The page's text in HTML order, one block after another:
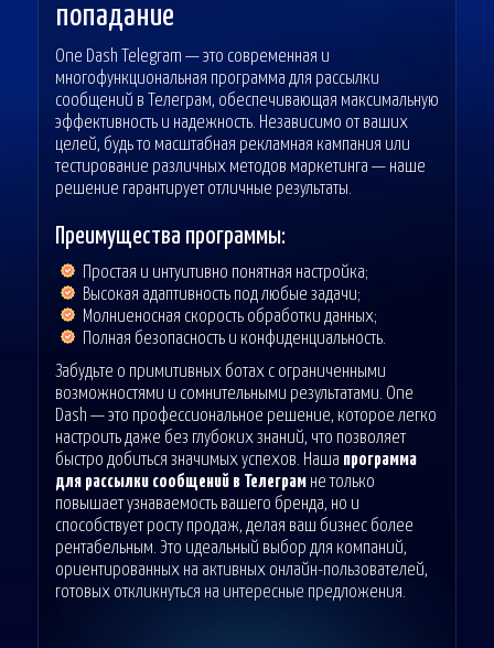
попадание
One Dash Telegram — это современная и
многофункциональная программа для рассылки
сообщений в Телеграм, обеспечивающая максимальную
эффективность и надежность. Независимо от ваших
целей, будь то масштабная рекламная кампания или
тестирование различных методов маркетинга — наше
решение гарантирует отличные результаты.
Преимущества программы:
Простая и интуитивно понятная настройка;
Высокая адаптивность под любые задачи;
Молниеносная скорость обработки данных;
Полная безопасность и конфиденциальность.
Забудьте о примитивных ботах с ограниченными
возможностями и сомнительными результатами. One
Dash — это профессиональное решение, которое легко
настроить даже без глубоких знаний, что позволяет
быстро добиться значимых успехов. Наша программа
для рассылки сообщений в Телеграмне только
повышает узнаваемость вашего бренда, но и
способствует росту продаж, делая ваш бизнес более
рентабельным. Это идеальный выбор для компаний,
ориентированных на активных онлайн-пользователей,
готовых откликнуться на интересные предложения.